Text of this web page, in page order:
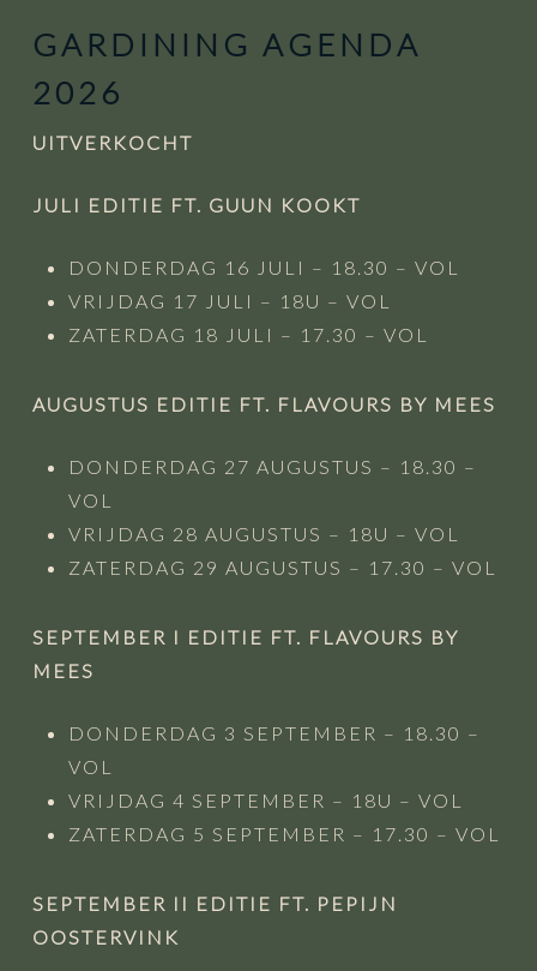
GARDINING AGENDA
2026
UITVERKOCHT
JULI EDITIE FT. GUUN KOOKT
DONDERDAG 16 JULI – 18.30 – VOL
VRIJDAG 17 JULI – 18U – VOL
ZATERDAG 18 JULI – 17.30 – VOL
AUGUSTUS EDITIE FT. FLAVOURS BY MEES
DONDERDAG 27 AUGUSTUS – 18.30 –
VOL
VRIJDAG 28 AUGUSTUS – 18U – VOL
ZATERDAG 29 AUGUSTUS – 17.30 – VOL
SEPTEMBER I EDITIE FT. FLAVOURS BY
MEES
DONDERDAG 3 SEPTEMBER – 18.30 –
VOL
VRIJDAG 4 SEPTEMBER – 18U – VOL
ZATERDAG 5 SEPTEMBER – 17.30 – VOL
SEPTEMBER II EDITIE FT. PEPIJN
OOSTERVINK